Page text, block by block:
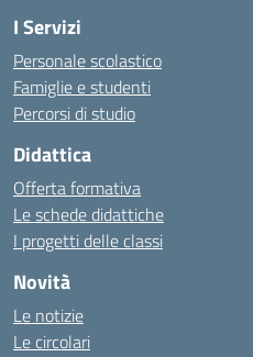
I Servizi
Personale scolastico
Famiglie e studenti
Percorsi di studio
Didattica
Offerta formativa
Le schede didattiche
I progetti delle classi
Novità
Le notizie
Le circolari